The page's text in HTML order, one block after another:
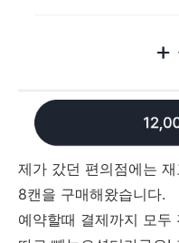
제가 갔던 편의점에는
8캔을 구매해왔습니다.
예약할때 결제까지 모